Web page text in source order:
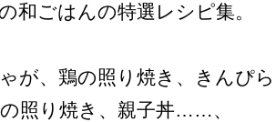
和ごはんの特選レシピ集。
が、鶏の照り焼き、きんぴ
照り焼き、親子丼……、